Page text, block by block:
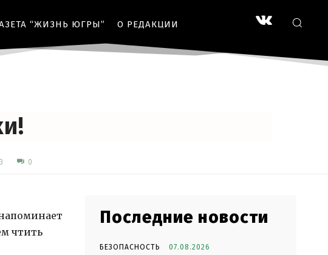
“ЖИЗНЬ ЮГРЫ” О РЕДАКЦИИ
0
чтить
Последние новости
БЕЗОПАСНОСТЬ 07.08.2026